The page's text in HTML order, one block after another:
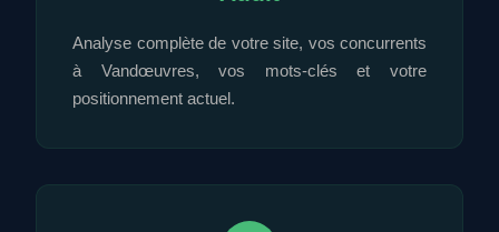
Analyse complète de votre site, vos concurrents
à Vandœuvres, vos mots-clés et votre
positionnement actuel.